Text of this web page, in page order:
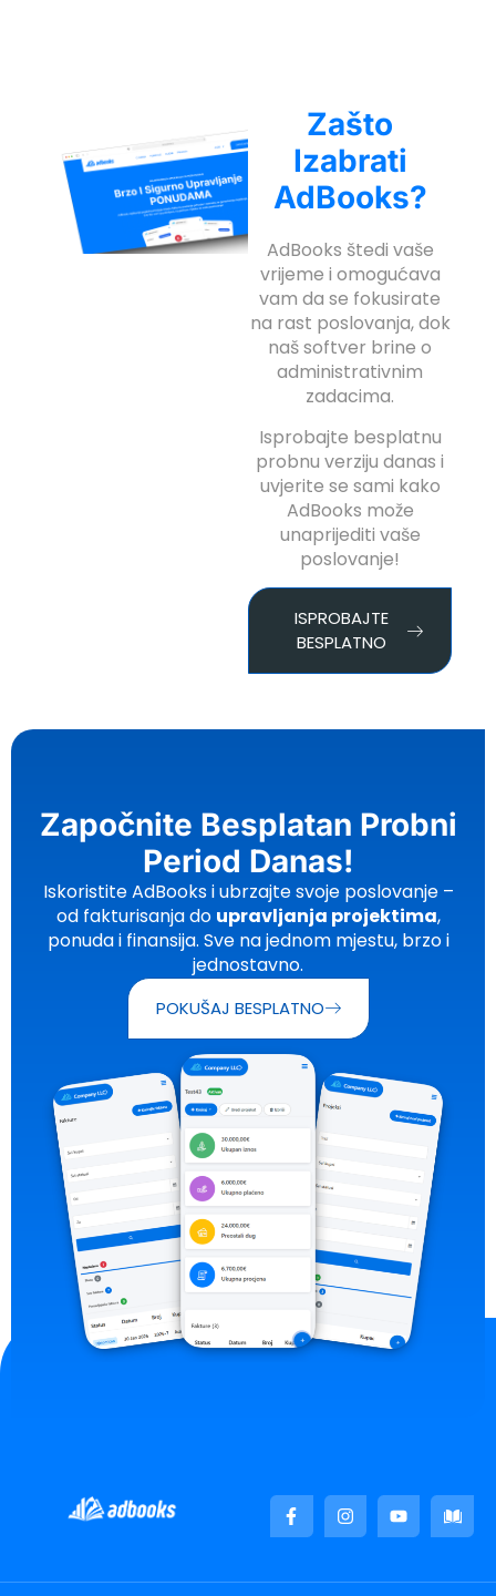
Zašto
Izabrati
AdBooks?
AdBooks štedi vaše
vrijeme i omogućava
vam da se fokusirate
na rast poslovanja, dok
naš softver brine o
administrativnim
zadacima.
Isprobajte besplatnu
probnu verziju danas i
uvjerite se sami kako
AdBooks može
unaprijediti vaše
poslovanje!
ISPROBAJTE
BESPLATNO
Započnite Besplatan Probni
Period Danas!
Iskoristite AdBooks i ubrzajte svoje poslovanje –
od fakturisanja do upravljanja projektima,
ponuda i finansija. Sve na jednom mjestu, brzo i
jednostavno.
POKUŠAJ BESPLATNO